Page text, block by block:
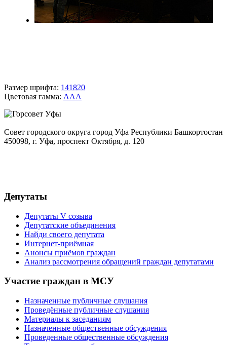
Размер шрифта: 141820
Цветовая гамма: AAA
Совет городского округа город Уфа Республики Башкортостан
450098, г. Уфа, проспект Октября, д. 120
Депутаты
Депутаты V созыва
Депутатские объединения
Найди своего депутата
Интернет-приёмная
Анонсы приёмов граждан
Анализ рассмотрения обращений граждан депутатами
Участие граждан в МСУ
Назначенные публичные слушания
Проведённые публичные слушания
Материалы к заседаниям
Назначенные общественные обсуждения
Проведенные общественные обсуждения